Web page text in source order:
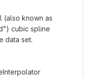
(also known as
cubic spline
data set.